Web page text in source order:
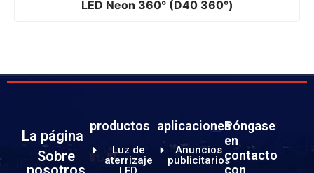
LED Neon 360° (D40 360°)
La página
Sobre
productos
Luz de
aterrizaje
aplicaciones
Anuncios
publicitarios
Póngase
en
contacto